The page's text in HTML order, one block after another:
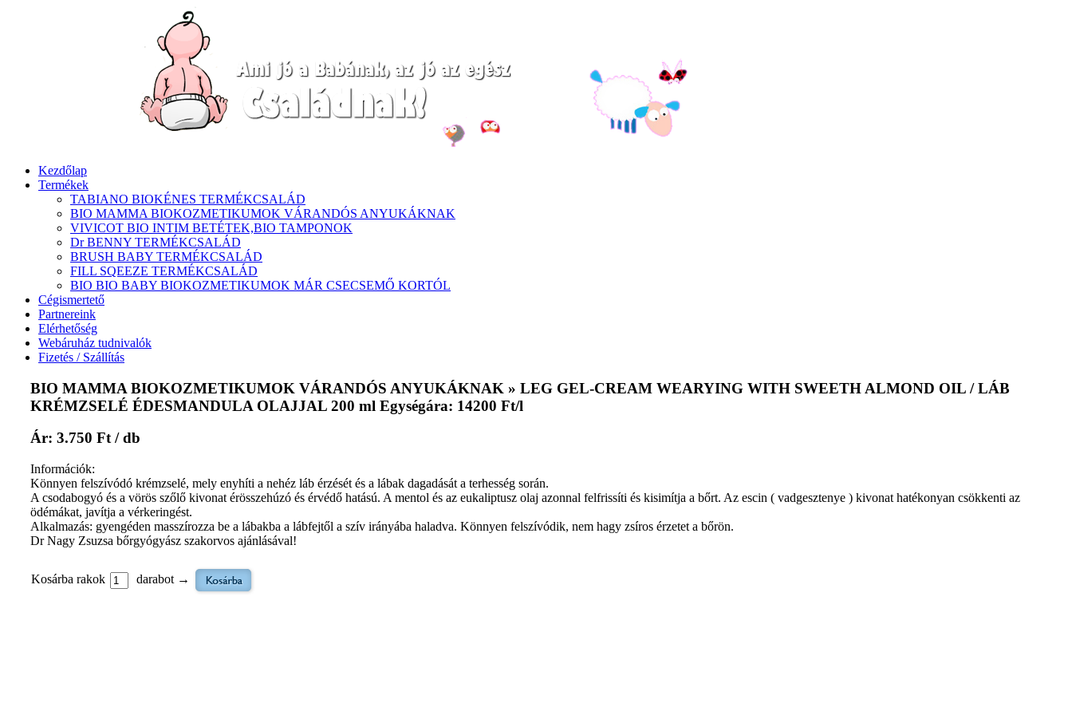
Kezdőlap
Termékek
TABIANO BIOKÉNES TERMÉKCSALÁD
BIO MAMMA BIOKOZMETIKUMOK VÁRANDÓS ANYUKÁKNAK
VIVICOT BIO INTIM BETÉTEK,BIO TAMPONOK
Dr BENNY TERMÉKCSALÁD
BRUSH BABY TERMÉKCSALÁD
FILL SQEEZE TERMÉKCSALÁD
BIO BIO BABY BIOKOZMETIKUMOK MÁR CSECSEMŐ KORTÓL
Cégismertető
Partnereink
Elérhetőség
Webáruház tudnivalók
Fizetés / Szállítás
BIO MAMMA BIOKOZMETIKUMOK VÁRANDÓS ANYUKÁKNAK » LEG GEL-CREAM WEARYING WITH SWEETH ALMOND OIL / LÁB
KRÉMZSELÉ ÉDESMANDULA OLAJJAL 200 ml Egységára: 14200 Ft/l
Ár: 3.750 Ft / db
Információk:
Könnyen felszívódó krémzselé, mely enyhíti a nehéz láb érzését és a lábak dagadását a terhesség során.
A csodabogyó és a vörös szőlő kivonat érösszehúzó és érvédő hatású. A mentol és az eukaliptusz olaj azonnal felfrissíti és kisimítja a bőrt. Az escin ( vadgesztenye ) kivonat hatékonyan csökkenti az
ödémákat, javítja a vérkeringést.
Alkalmazás: gyengéden masszírozza be a lábakba a lábfejtől a szív irányába haladva. Könnyen felszívódik, nem hagy zsíros érzetet a bőrön.
Dr Nagy Zsuzsa bőrgyógyász szakorvos ajánlásával!
Kosárba rakok darabot →